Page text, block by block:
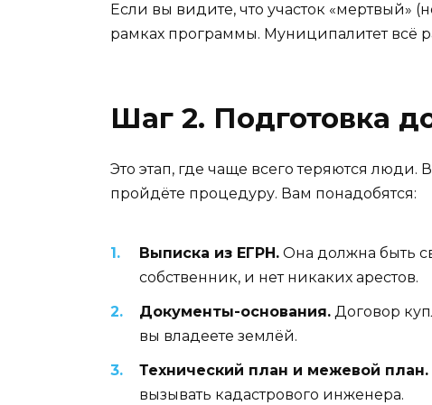
Если вы видите, что участок «мертвый»
рамках программы. Муниципалитет всё
Шаг 2. Подготовка
Это этап, где чаще всего теряются
пройдёте процедуру. Вам понадобятся:
Выписка из ЕГРН. Она должна быть
собственник, и нет никаких арестов.
Документы-основания. Договор
вы владеете землёй.
Технический план и межевой план.
вызывать кадастрового инженера.